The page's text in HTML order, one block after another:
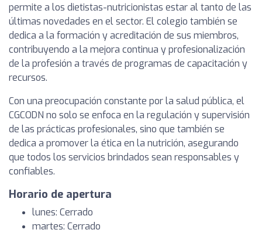
permite a los dietistas-nutricionistas estar al tanto de las
últimas novedades en el sector. El colegio también se
dedica a la formación y acreditación de sus miembros,
contribuyendo a la mejora continua y profesionalización
de la profesión a través de programas de capacitación y
recursos.
Con una preocupación constante por la salud pública, el
CGCODN no solo se enfoca en la regulación y supervisión
de las prácticas profesionales, sino que también se
dedica a promover la ética en la nutrición, asegurando
que todos los servicios brindados sean responsables y
confiables.
Horario de apertura
lunes: Cerrado
martes: Cerrado